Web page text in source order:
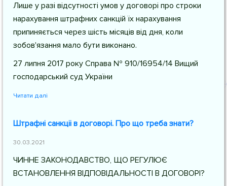
Лише у разі відсутності умов у договорі про строки
нарахування штрафних санкцій їх нарахування
припиняється через шість місяців від дня, коли
зобов'язання мало бути виконано.
27 липня 2017 року Справа № 910/16954/14 Вищий
господарський суд України
Читати далі
Штрафні санкціі в договорі. Про що треба знати?
30.03.2021
ЧИННЕ ЗАКОНОДАВСТВО, ЩО РЕГУЛЮЄ
ВСТАНОВЛЕННЯ ВІДПОВІДАЛЬНОСТІ В ДОГОВОРІ?